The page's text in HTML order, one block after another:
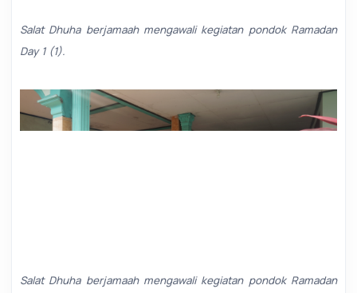
Salat Dhuha berjamaah mengawali kegiatan pondok Ramadan
Day 1 (1).
Salat Dhuha berjamaah mengawali kegiatan pondok Ramadan